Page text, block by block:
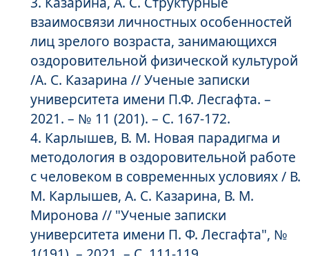
взаимосвязи личностных особенностей
лиц зрелого возраста, занимающихся
оздоровительной физической культурой
/А. С. Казарина // Ученые записки
университета имени П.Ф. Лесгафта. –
2021. – № 11 (201). – С. 167-172.
Карлышев, В. М. Новая парадигма и
методология в оздоровительной работе
с человеком в современных условиях / В.
М. Карлышев, А. С. Казарина, В. М.
Миронова // "Ученые записки
университета имени П. Ф. Лесгафта", №